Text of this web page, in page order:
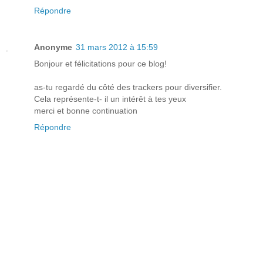
Répondre
Anonyme 31 mars 2012 à 15:59
Bonjour et félicitations pour ce blog!
as-tu regardé du côté des trackers pour diversifier.
Cela représente-t- il un intérêt à tes yeux
merci et bonne continuation
Répondre